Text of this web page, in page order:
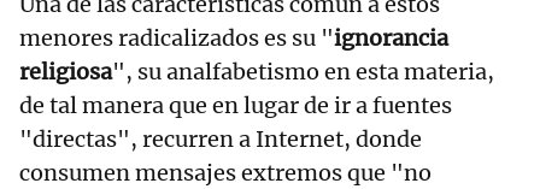
menores radicalizados es su "ignorancia
religiosa", su analfabetismo en esta materia,
de tal manera que en lugar de ir a fuentes
"directas", recurren a Internet, donde
consumen mensajes extremos que "no